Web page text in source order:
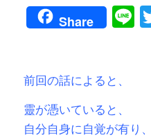
Share
前回の話によると、
靈が憑いていると、
自分自身に自覚が有り、